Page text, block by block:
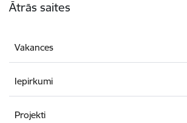
Ātrās saites
Vakances
Iepirkumi
Projekti